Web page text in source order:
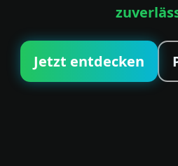
Jetzt entdecken